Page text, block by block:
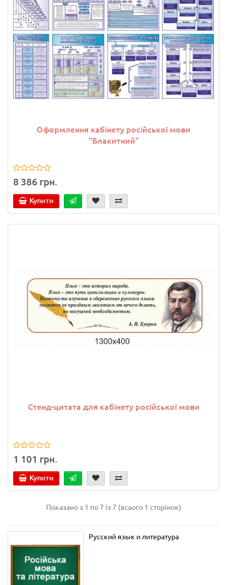
Оформлення кабінету російської мови
"Блакитний"
8 386 грн.
Купити
Стенд-цитата для кабінету російської мови
1 101 грн.
Купити
Показано з 1 по 7 із 7 (всього 1 сторінок)
Русский язык и литература